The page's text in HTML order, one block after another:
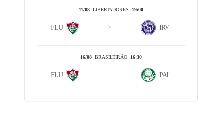
11/08LIBERTADORES 19:00
FLU IRV
16/08BRASILEIRÃO 16:30
FLU PAL